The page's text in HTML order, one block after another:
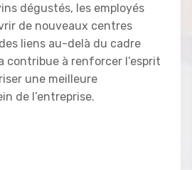
dégustés, les employés
de nouveaux centres
liens au-delà du cadre
contribue à renforcer l’esprit
une meilleure
de l’entreprise.